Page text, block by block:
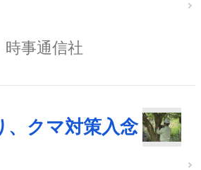
時事通信社
、クマ対策入念